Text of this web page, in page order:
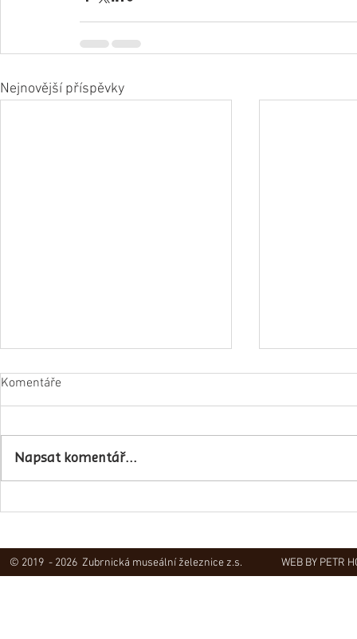
Nejnovější příspěvky
Komentáře
Napsat komentář...
© 2019 - 2026 Zubrnická museální železnice z.s. WEB BY